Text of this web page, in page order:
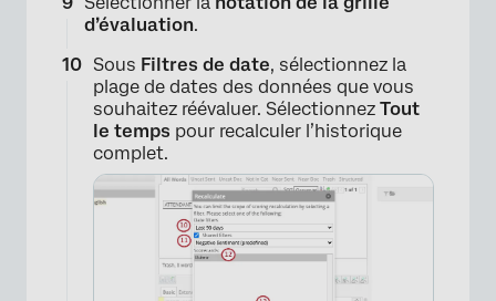
×
d’évaluation.
Sous Filtres de date, sélectionnez la
plage de dates des données que vous
souhaitez réévaluer. Sélectionnez Tout
le temps pour recalculer l’historique
complet.